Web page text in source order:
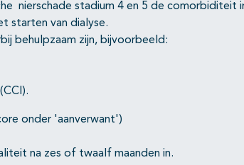
nierschade stadium 4 en 5 de comorbiditeit
starten van dialyse.
behulpzaam zijn, bijvoorbeeld:
onder 'aanverwant')
na zes of twaalf maanden in.